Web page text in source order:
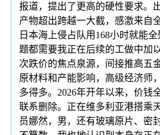
报道，提出了更高的硬性要求。
产物超出跨越一大截，感激来自
日本海上侵占队用168小时就能
题都需要我正在后续的工做中加
次跌价的焦点泉源，间接推高五
原材料和产能影响，高级经济师
多得多。2026年开年以来，价钱
联系删除。正在维多利亚港搭乘
员娜然，男，还有玻璃原片、密